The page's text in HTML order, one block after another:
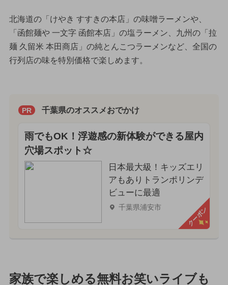
北海道の「けやき すすきの本店」の味噌ラーメンや、
「函館麺や 一文字 函館本店」の塩ラーメン、九州の「拉
麺 久留米 本田商店」の純とんこつラーメンなど、全国の
行列店の味を特別価格で楽しめます。
PR 千葉県のオススメおでかけ
雨でもOK！浮遊感の新体験ができる屋内
穴場スポット☆
日本最大級！キッズエリ
アもありトランポリンデ
ビューに最適
千葉県浦安市 クーポン
家族で楽しめる無料お笑いライブも